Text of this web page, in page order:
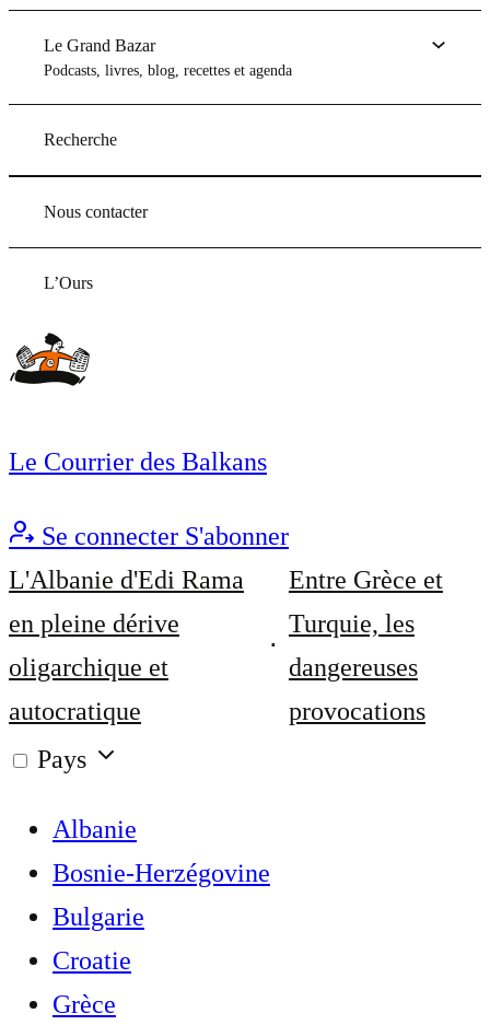
Le Grand Bazar
Podcasts, livres, blog, recettes et agenda
Recherche
Nous contacter
L’Ours
Le Courrier des Balkans
Se connecter S'abonner
L'Albanie d'Edi Rama
en pleine dérive
oligarchique et
autocratique
Entre Grèce et
Turquie, les
dangereuses
provocations
Pays
Albanie
Bosnie-Herzégovine
Bulgarie
Croatie
Grèce